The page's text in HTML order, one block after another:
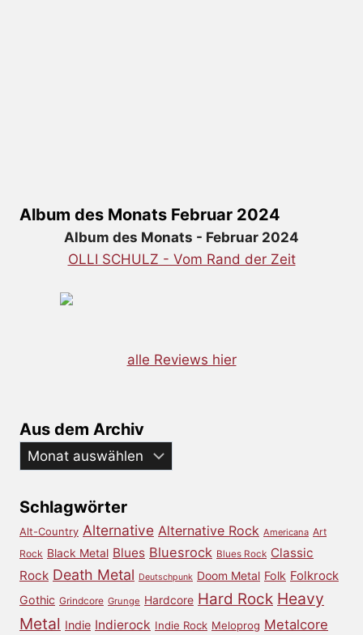
Album des Monats Februar 2024
Album des Monats - Februar 2024
OLLI SCHULZ - Vom Rand der Zeit
alle Reviews hier
Aus dem Archiv
Aus
dem
Schlagwörter
Alt-Country Alternative Alternative Rock Americana Art
Rock Black Metal Blues Bluesrock Blues Rock Classic
Rock Death Metal Deutschpunk Doom Metal Folk Folkrock
Gothic Grindcore Grunge Hardcore Hard Rock Heavy
Metal Indie Indierock Indie Rock Meloprog Metalcore